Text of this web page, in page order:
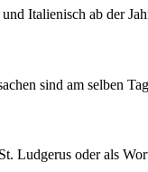
Italienisch ab der
sind am selben
Ludgerus oder als